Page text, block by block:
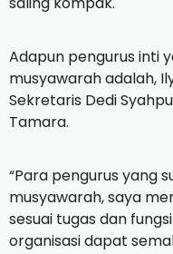
Adapun pengurus inti
musyawarah adalah,
Sekretaris Dedi
Tamara.
“Para pengurus yang
musyawarah, saya
sesuai tugas dan
organisasi dapat